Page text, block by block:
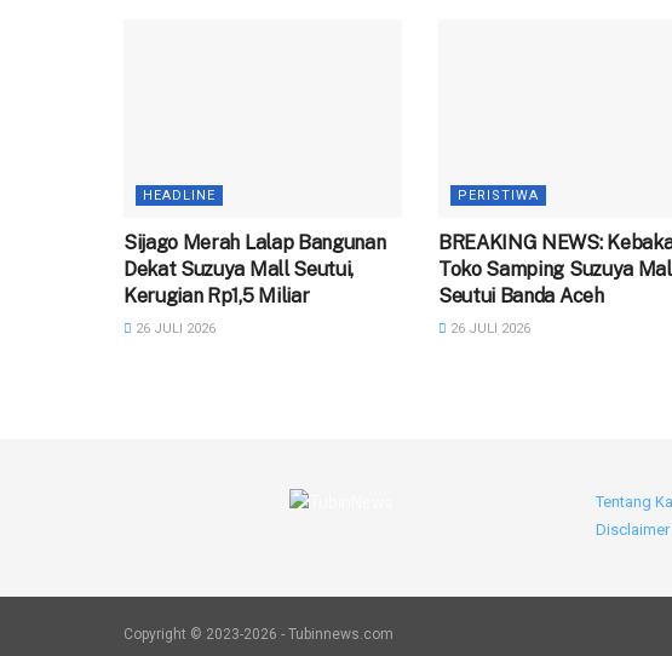
HEADLINE
Sijago Merah Lalap Bangunan
Dekat Suzuya Mall Seutui,
Kerugian Rp1,5 Miliar
26 JULI 2026
PERISTIWA
BREAKING NEWS:
Toko Samping Suzuya
Seutui Banda Aceh
26 JULI 2026
Tentang
Disclaimer
Copyright © 2023-2026 - Tubinnews.com